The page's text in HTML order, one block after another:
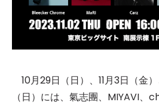
10月29日（日）、11月3日（金
（日）には、氣志團、MIYAVI、